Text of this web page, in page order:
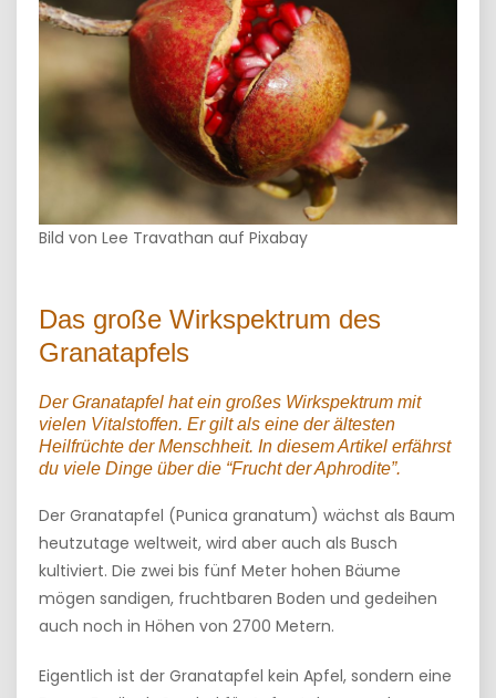
Bild von Lee Travathan auf Pixabay
Das große Wirkspektrum des
Granatapfels
Der Granatapfel hat ein großes Wirkspektrum mit
vielen Vitalstoffen. Er gilt als eine der ältesten
Heilfrüchte der Menschheit. In diesem Artikel erfährst
du viele Dinge über die “Frucht der Aphrodite”.
Der Granatapfel (Punica granatum) wächst als Baum
heutzutage weltweit, wird aber auch als Busch
kultiviert. Die zwei bis fünf Meter hohen Bäume
mögen sandigen, fruchtbaren Boden und gedeihen
auch noch in Höhen von 2700 Metern.
Eigentlich ist der Granatapfel kein Apfel, sondern eine